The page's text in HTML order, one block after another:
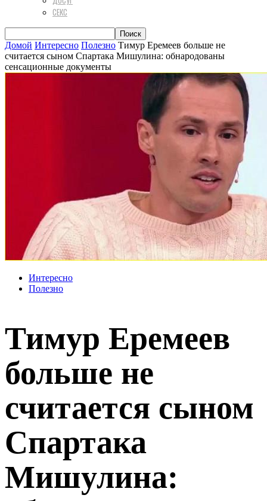
СЕКС
Домой Интересно Полезно Тимур Еремеев больше не
считается сыном Спартака Мишулина: обнародованы
сенсационные документы
Интересно
Полезно
Тимур Еремеев
больше не
считается сыном
Спартака
Мишулина: